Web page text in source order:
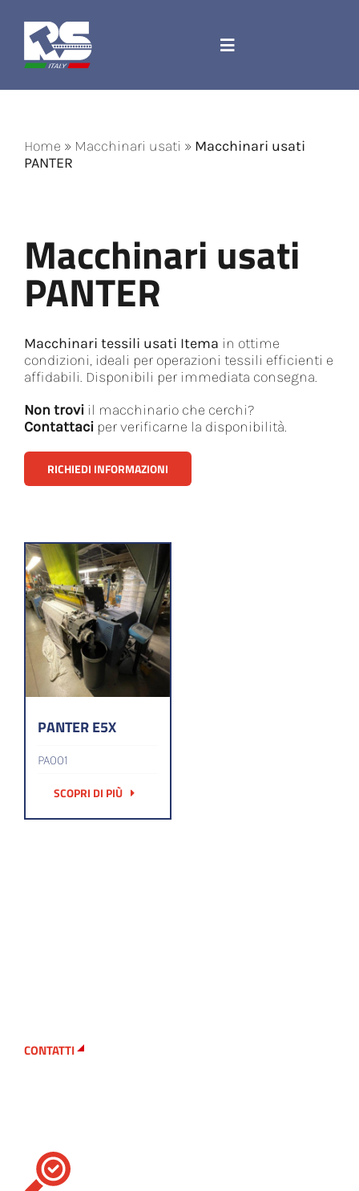
contenuto
Toggle
Ricambi e accessori
Macchinari
Contatti
Home » Macchinari usati » Macchinari usati
PANTER
Macchinari usati
PANTER
Macchinari tessili usati Itema in ottime
condizioni, ideali per operazioni tessili efficienti e
affidabili. Disponibili per immediata consegna.
Non troviil macchinario che cerchi?
Contattaciper verificarne la disponibilità.
RICHIEDI INFORMAZIONI
PANTER E5X
PA001
SCOPRI DI PIÙ
CONTATTI